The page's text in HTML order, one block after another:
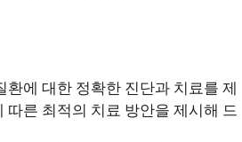
에 대한 정확한 진단과 치료를 제
른 최적의 치료 방안을 제시해 드